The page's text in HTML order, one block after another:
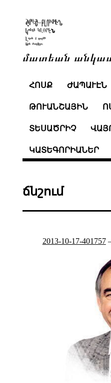
մատեան
ՀՈՍՔ ԺԱՊԱՒԷՆ
ԹՈՒԱՆՇԱՅԻՆ
ՏԵՍԱԾՐԻՉ
ԿԱՏԵԳՈՐԻԱՆԵՐ
ճնշում
2013-10-17-401757